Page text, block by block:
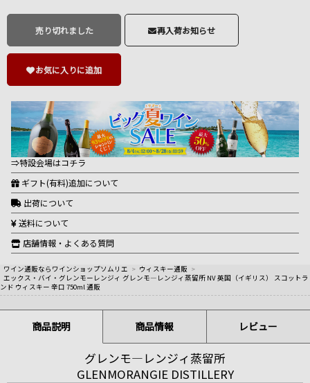
売り切れました 再入荷お知らせ
お気に入りに追加
⇒特設会場はコチラ
ギフト(有料)追加について
出荷について
送料について
店舗情報・よくある質問
ワイン通販ならワインショップソムリエ > ウィスキー通販 >
エックス・バイ・グレンモーレンジィ グレンモ―レンジィ蒸留所 NV 英国（イギリス） スコットラ
ンド ウィスキー 辛口 750ml 通販
商品説明 商品情報 レビュー
グレンモ―レンジィ蒸留所
GLENMORANGIE DISTILLERY